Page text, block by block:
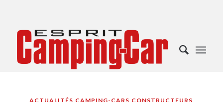
ACTUALITÉS, CAMPING-CARS, CONSTRUCTEURS,